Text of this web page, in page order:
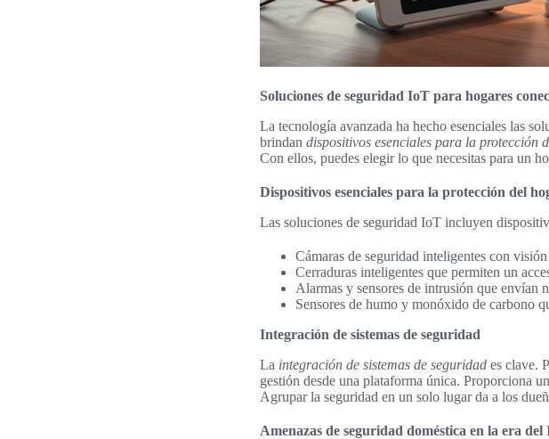
Soluciones de seguridad IoT para hogares
La tecnología avanzada ha hecho esenciales las
brindan dispositivos esenciales para la protección
Con ellos, puedes elegir lo que necesitas para un
Dispositivos esenciales para la protección del
Las soluciones de seguridad IoT incluyen
Cámaras de seguridad inteligentes con
Cerraduras inteligentes que permiten un
Alarmas y sensores de intrusión que envían
Sensores de humo y monóxido de carbono
Integración de sistemas de seguridad
La integración de sistemas de seguridad es clave.
gestión desde una plataforma única. Proporciona
Agrupar la seguridad en un solo lugar da a los
Amenazas de seguridad doméstica en la era del